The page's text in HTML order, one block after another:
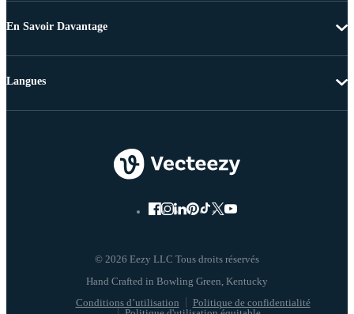
En Savoir Davantage
© 2026 Eezy LLC Tous droits réservés
Conditions d’utilisation
Politique de confidentialité
Langues